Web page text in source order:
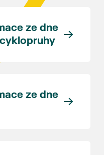
ze dne
cyklopruhy
ze dne